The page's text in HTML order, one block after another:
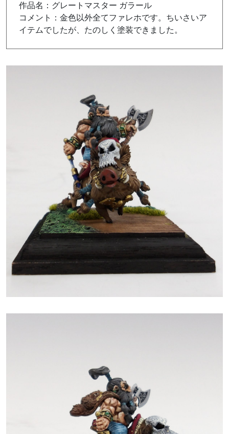
作品名：グレートマスター ガラール
コメント：金色以外全てファレホです。ちいさいア
イテムでしたが、たのしく塗装できました。